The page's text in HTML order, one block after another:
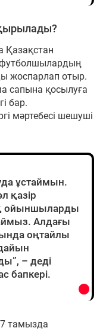
футболшылардың
жоспарлап отыр.
сапына қосылуға
бар.
мәртебесі шешуші
ұстаймын.
қазір
ойыншыларды
Алдағы
оңтайлы
– деді
бапкері.
тамызда